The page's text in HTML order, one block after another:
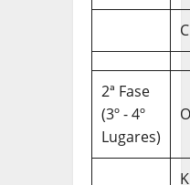
2ª Fase
(3º - 4º
Lugares)